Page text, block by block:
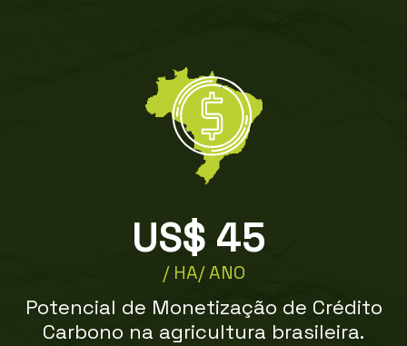
US$ 45
/ HA/ ANO
Potencial de Monetização de Crédito
Carbono na agricultura brasileira.